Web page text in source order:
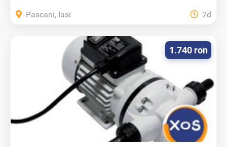
Pascani, Iasi 2d
1.740 ron